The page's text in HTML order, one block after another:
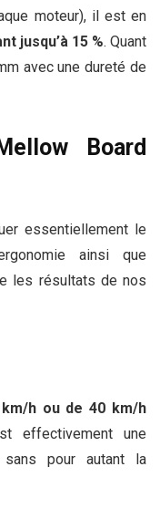
moteur), il est en
jusqu’à 15 %. Quant
avec une dureté de
Board
essentiellement le
ainsi que
les résultats de nos
h ou de 40 km/h
effectivement une
pour autant la